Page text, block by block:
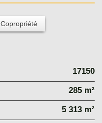
Copropriété
17150
285 m²
5 313 m²